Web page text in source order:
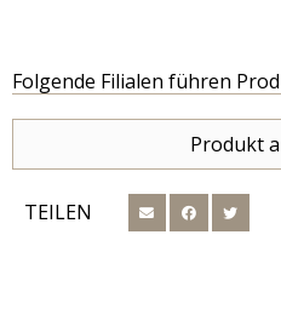
Folgende Filialen führen
Produkt
TEILEN